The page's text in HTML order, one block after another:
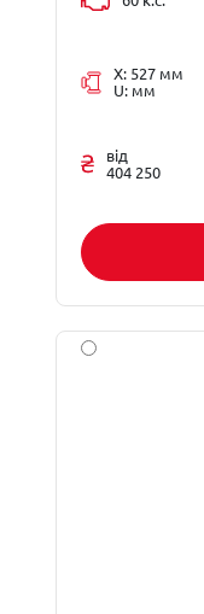
X: 527 мм
U: мм
від
404 250